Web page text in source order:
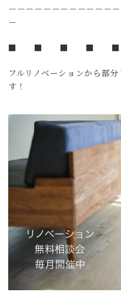
－－－－－－－－－－－－
－
フルリノベーションから部
す！